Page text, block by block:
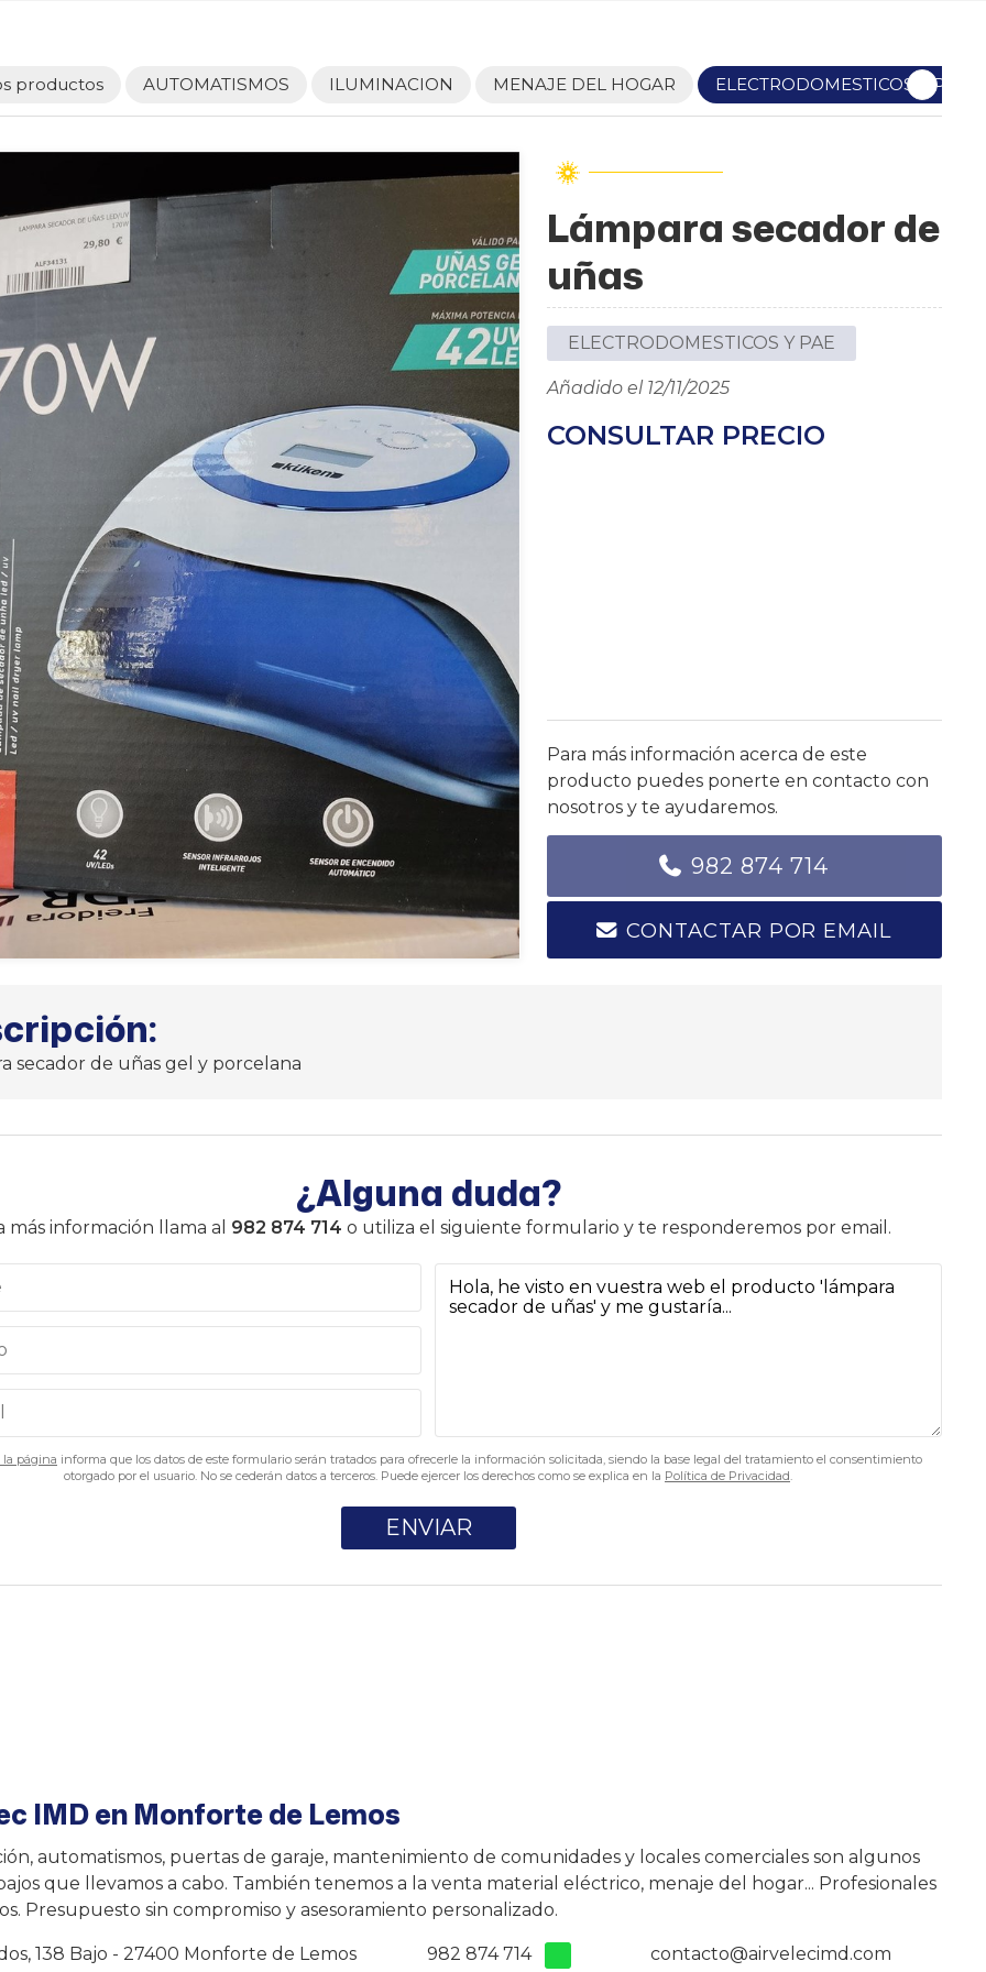
productos AUTOMATISMOS ILUMINACION MENAJE DEL HOGAR ELECTRODOMESTICOS Y PAE
Lámpara secador de
uñas
ELECTRODOMESTICOS Y PAE
Añadido el 12/11/2025
CONSULTAR PRECIO
Para más información acerca de este
producto puedes ponerte en contacto con
nosotros y te ayudaremos.
982 874 714
CONTACTAR POR EMAIL
secador de uñas gel y porcelana
¿Alguna duda?
más información llama al 982 874 714 o utiliza el siguiente formulario y te responderemos por email.
página informa que los datos de este formulario serán tratados para ofrecerle la información solicitada, siendo la base legal del tratamiento el consentimiento
otorgado por el usuario. No se cederán datos a terceros. Puede ejercer los derechos como se explica en la Política de Privacidad
IMD en Monforte de Lemos
automatismos, puertas de garaje, mantenimiento de comunidades y locales comerciales son algunos
que llevamos a cabo. También tenemos a la venta material eléctrico, menaje del hogar... Profesionales
Presupuesto sin compromiso y asesoramiento personalizado.
138 Bajo - 27400 Monforte de Lemos 982 874 714 contacto@airvelecimd.com